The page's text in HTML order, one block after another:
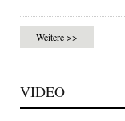
Weitere >>
VIDEO